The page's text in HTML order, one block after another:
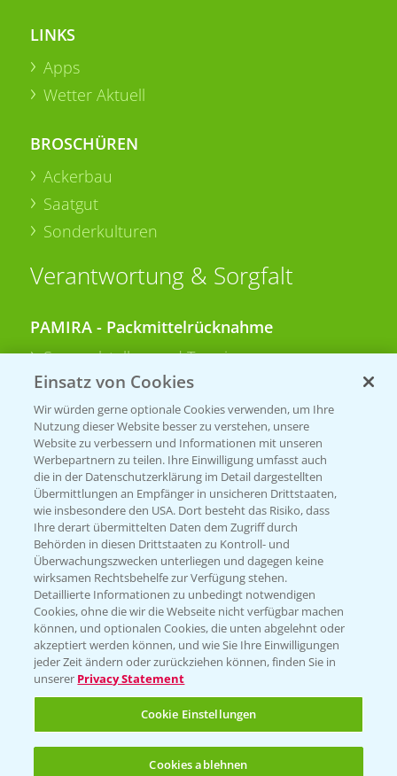
LINKS
Apps
Wetter Aktuell
BROSCHÜREN
Ackerbau
Saatgut
Sonderkulturen
Verantwortung & Sorgfalt
PAMIRA - Packmittelrücknahme
Sammelstellen und Termine
PRE - Chemikalien sicher entsorgen
Sammelstellen und Termine
Kontakt & Notfall
Beratung auf WhatsApp
T.+49 (0)174 346 564 1
KONTAKT
Hilfe in Notfällen
T.+49 (0)214/30-20220
Einsatz von Cookies
Wir würden gerne optionale Cookies verwenden, um Ihre
Nutzung dieser Website besser zu verstehen, unsere
Website zu verbessern und Informationen mit unseren
Werbepartnern zu teilen. Ihre Einwilligung umfasst auch
die in der Datenschutzerklärung im Detail dargestellten
Übermittlungen an Empfänger in unsicheren Drittstaaten,
wie insbesondere den USA. Dort besteht das Risiko, dass
Ihre derart übermittelten Daten dem Zugriff durch
Behörden in diesen Drittstaaten zu Kontroll- und
Überwachungszwecken unterliegen und dagegen keine
wirksamen Rechtsbehelfe zur Verfügung stehen.
Detaillierte Informationen zu unbedingt notwendigen
Cookies, ohne die wir die Webseite nicht verfügbar machen
können, und optionalen Cookies, die unten abgelehnt oder
akzeptiert werden können, und wie Sie Ihre Einwilligungen
jeder Zeit ändern oder zurückziehen können, finden Sie in
unserer Privacy Statement
Cookie Einstellungen
Cookies ablehnen